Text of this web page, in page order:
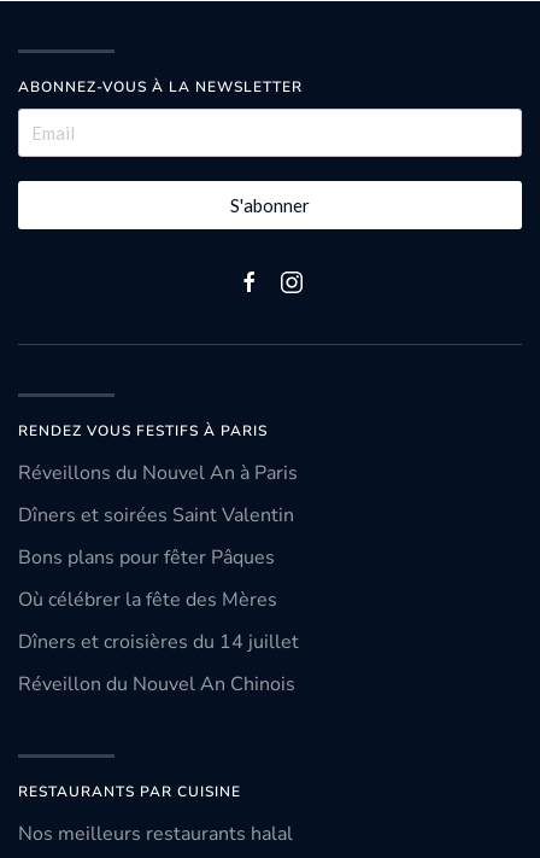
ABONNEZ-VOUS À LA NEWSLETTER
S'abonner
RENDEZ VOUS FESTIFS À PARIS
Réveillons du Nouvel An à Paris
Dîners et soirées Saint Valentin
Bons plans pour fêter Pâques
Où célébrer la fête des Mères
Dîners et croisières du 14 juillet
Réveillon du Nouvel An Chinois
RESTAURANTS PAR CUISINE
Nos meilleurs restaurants halal